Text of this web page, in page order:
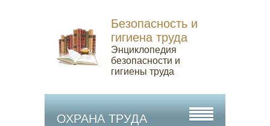
Безопасность и
гигиена труда
Энциклопедия
безопасности и
гигиены труда
ОХРАНА ТРУДА